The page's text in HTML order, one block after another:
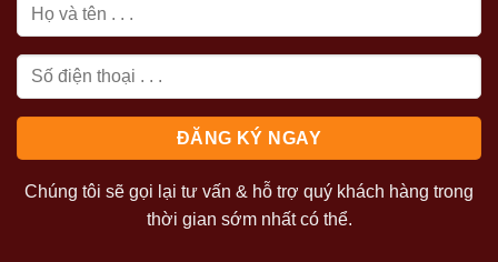
Chúng tôi sẽ gọi lại tư vấn & hỗ trợ quý khách hàng trong
thời gian sớm nhất có thể.